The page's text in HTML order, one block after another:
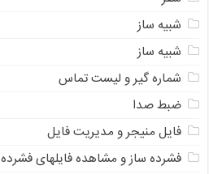
شبیه ساز
شبیه ساز
شماره گیر و لیست تماس
ضبط صدا
فایل منیجر و مدیریت فایل
فشرده ساز و مشاهده فایلهای فشرده